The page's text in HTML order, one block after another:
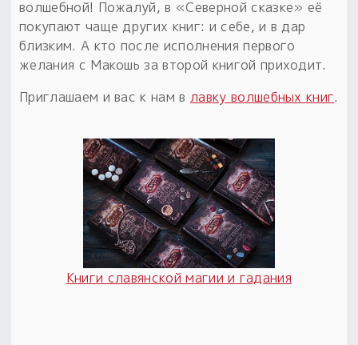
волшебной! Пожалуй, в «Северной сказке» её
покупают чаще других книг: и себе, и в дар
близким. А кто после исполнения первого
желания с Макошь за второй книгой приходит.
Приглашаем и вас к нам влавку волшебных книг.
Книги славянской магии и гадания